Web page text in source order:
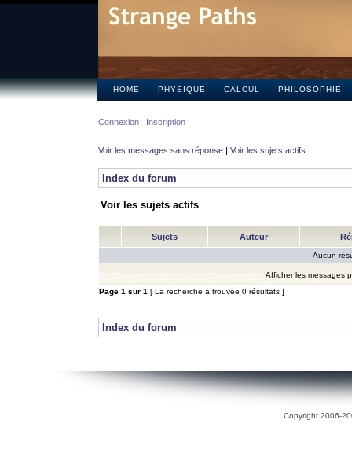
HOME PHYSIQUE CALCUL PHILOSOPHIE
Connexion Inscription
Voir les messages sans réponse | Voir les sujets actifs
Index du forum
Voir les sujets actifs
Sujets Auteur
Aucun
Afficher les messages
Page 1 sur 1 [ La recherche a trouvée 0 résultats ]
Index du forum
Copyright 2006-